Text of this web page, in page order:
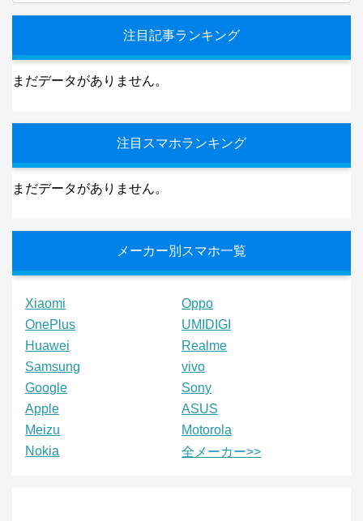
注目記事ランキング
まだデータがありません。
注目スマホランキング
まだデータがありません。
メーカー別スマホ一覧
Xiaomi
Oppo
OnePlus
UMIDIGI
Huawei
Realme
Samsung
vivo
Google
Sony
Apple
ASUS
Meizu
Motorola
Nokia
全メーカー>>